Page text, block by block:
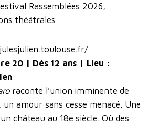
Rassemblées 2026,
théâtrales
20 | Dès 12 ans | Lieu :
raconte l’union imminente de
amour sans cesse menacé. Une
château au 18e siècle. Où des